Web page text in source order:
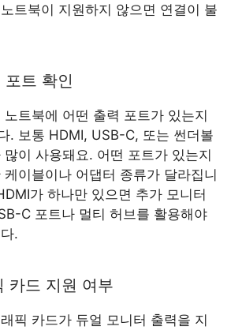
트북이 지원하지 않으면 연결이 불
포트 확인
트북에 어떤 출력 포트가 있는지
. 보통 HDMI, USB-C, 또는 썬더볼
많이 사용돼요. 어떤 포트가 있는지
이블이나 어댑터 종류가 달라집니
가 하나만 있으면 추가 모니터
C 포트나 멀티 허브를 활용해야
.
카드 지원 여부
픽 카드가 듀얼 모니터 출력을 지